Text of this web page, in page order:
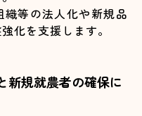
等の法人化や新規品
化を支援します。
新規就農者の確保に